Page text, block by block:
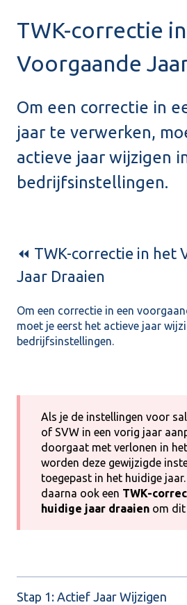
TWK-correctie
Voorgaande
Om een correctie in
jaar te verwerken,
actieve jaar wijzigen
bedrijfsinstellingen.
⏪ TWK-correctie in het
Jaar Draaien
Om een correctie in een
moet je eerst het actieve jaar
bedrijfsinstellingen.
Als je de instellingen voor
of SVW in een vorig jaar
doorgaat met verlonen in
worden deze gewijzigde
toegepast in het huidige
daarna ook een TWK-
huidige jaar draaien om dit
Stap 1: Actief Jaar Wijzigen